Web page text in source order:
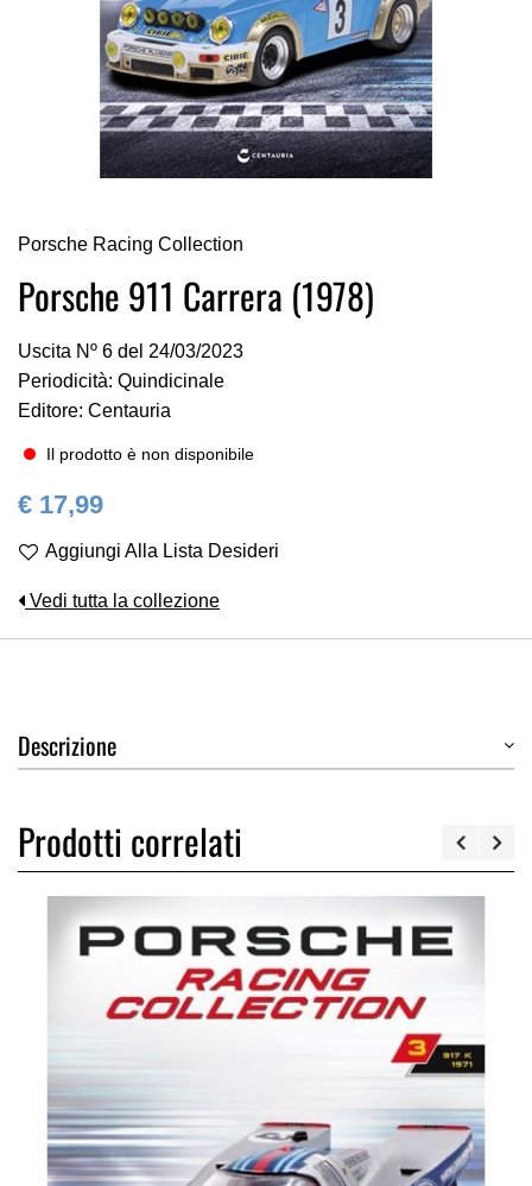
all'inizio
della
galleria
immagini
Porsche Racing Collection
Porsche 911 Carrera (1978)
Uscita Nº 6 del 24/03/2023
Periodicità: Quindicinale
Editore: Centauria
Il prodotto è non disponibile
€ 17,99
Aggiungi Alla Lista Desideri
Vedi tutta la collezione
Descrizione
Prodotti correlati